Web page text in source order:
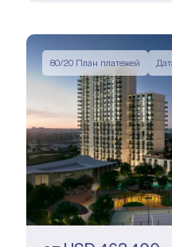
80/20 План платежей